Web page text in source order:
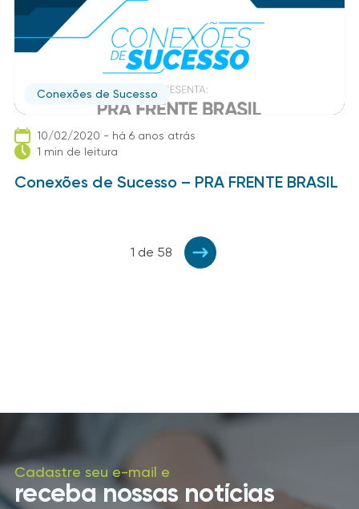
Conexões de Sucesso
10/02/2020 - há 6 anos atrás
1 min de leitura
Conexões de Sucesso – PRA FRENTE BRASIL
1 de 58
Cadastre seu e-mail e
receba nossas notícias